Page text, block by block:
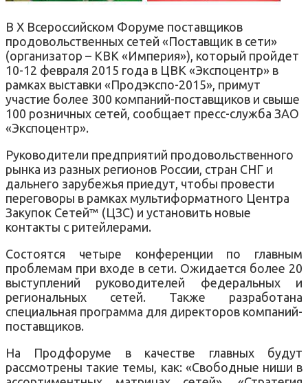
В Х Всероссийском Форуме поставщиков
продовольственных сетей «Поставщик в сети»
(организатор – КВК «Империя»), который пройдет
10-12 февраля 2015 года в ЦВК «Экспоцентр» в
рамках выставки «Продэкспо-2015», примут
участие более 300 компаний-поставщиков и свыше
100 розничных сетей, сообщает пресс-служба ЗАО
«Экспоцентр».
Руководители предприятий продовольственного
рынка из разных регионов России, стран СНГ и
дальнего зарубежья приедут, чтобы провести
переговоры в рамках мультиформатного Центра
Закупок Сетей™ (ЦЗС) и установить новые
контакты с ритейлерами.
Состоятся четыре конференции по главным
проблемам при входе в сети. Ожидается более 20
выступлений руководителей федеральных и
региональных сетей. Также разработана
специальная программа для директоров компаний-
поставщиков.
На Продфоруме в качестве главных будут
рассмотрены такие темы, как: «Свободные ниши в